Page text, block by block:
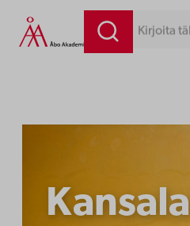
Siirry
sisältöön
Kirjoita tähän hakemasi!